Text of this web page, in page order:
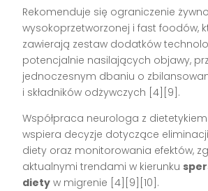
Rekomenduje się ograniczenie
wysokoprzetworzonej i fast foodów,
zawierają zestaw dodatków
potencjalnie nasilających objawy,
jednoczesnym dbaniu o
i składników odżywczych [4][9].
Współpraca neurologa z
wspiera decyzje dotyczące
diety oraz monitorowania efektów,
aktualnymi trendami w kierunku
diety w migrenie [4][9][10].